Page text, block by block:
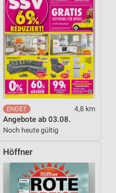
4,8 km
Angebote ab 03.08.
Noch heute gültig
Höffner